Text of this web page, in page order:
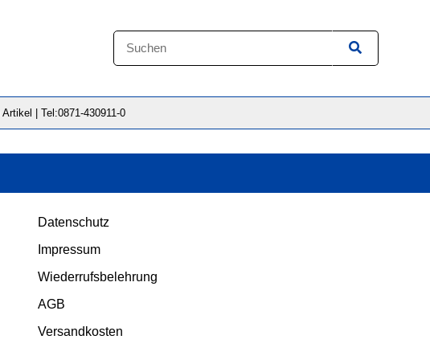
| Tel:0871-430911-0
Datenschutz
Impressum
Wiederrufsbelehrung
AGB
Versandkosten